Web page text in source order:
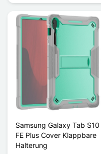
Samsung Galaxy Tab S10
FE Plus Cover Klappbare
Halterung